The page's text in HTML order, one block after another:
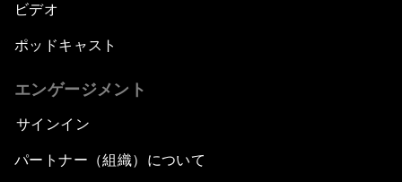
ビデオ
ポッドキャスト
エンゲージメント
サインイン
パートナー（組織）について